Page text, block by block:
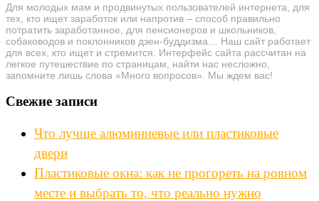
Для молодых мам и продвинутых пользователей интернета, для
тех, кто ищет заработок или напротив – способ правильно
потратить заработанное, для пенсионеров и школьников,
собаководов и поклонников дзен-буддизма… Наш сайт работает
для всех, кто ищет и стремится. Интерфейс сайта рассчитан на
легкое путешествие по страницам, найти нас несложно,
запомните лишь слова «Много вопросов». Мы ждем вас!
Свежие записи
Что лучше алюминиевые или пластиковые
двери
Пластиковые окна: как не прогореть на ровном
месте и выбрать то, что реально нужно